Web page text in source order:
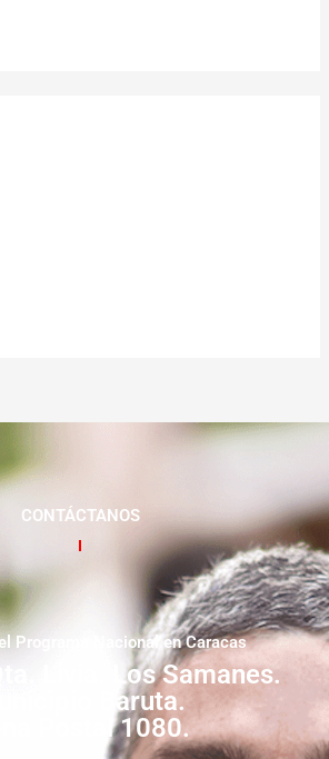
CONTÁCTANOS
Programa Nacional en Caracas
Livia. Los Samanes.
Baruta.
Postal 1080.